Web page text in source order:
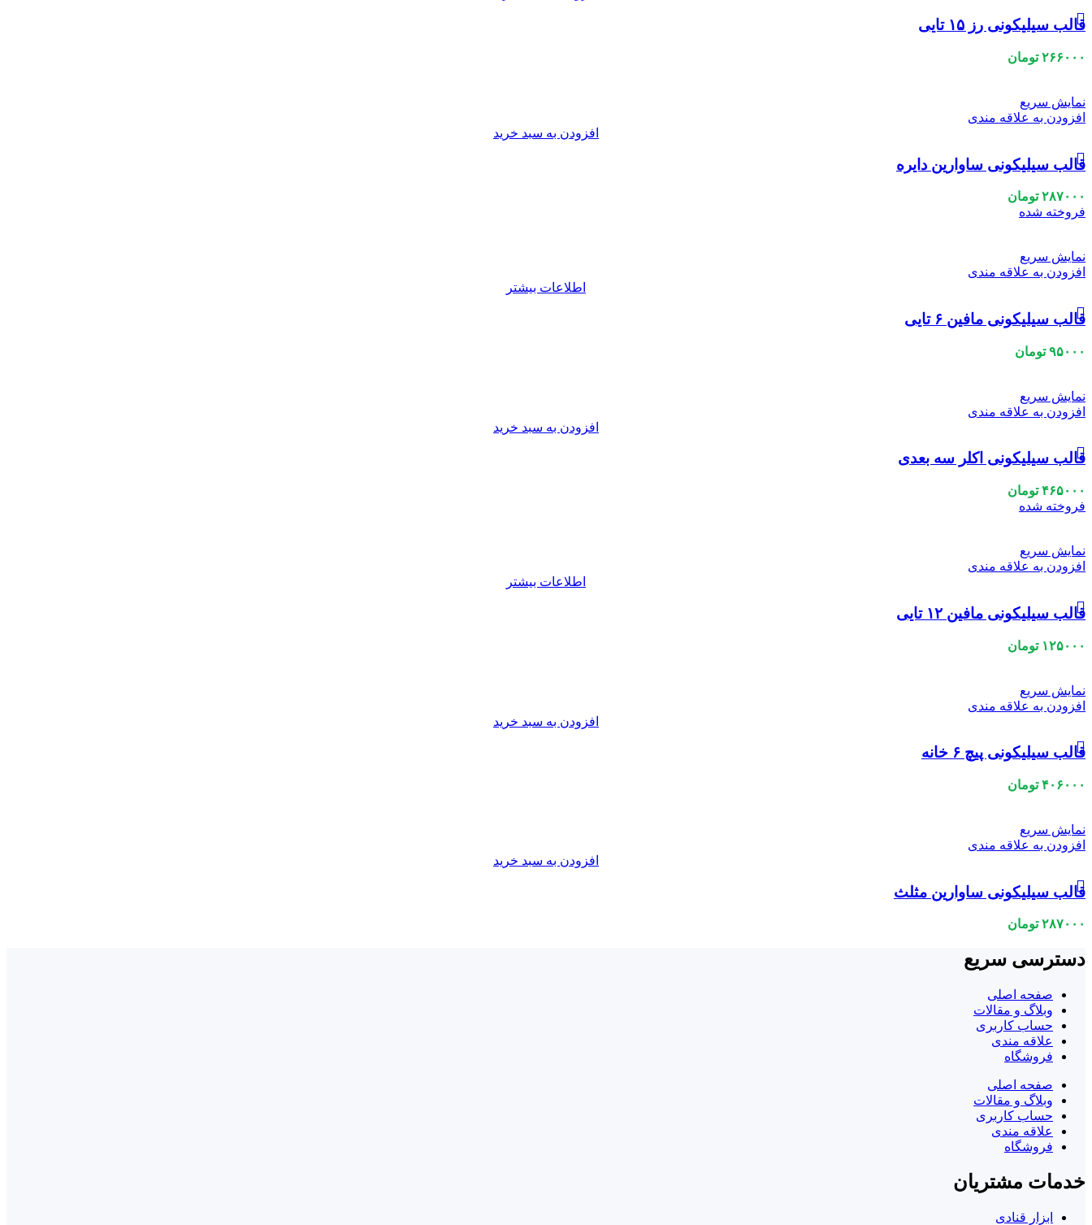
قالب سیلیکونی رز ۱۵ تایی
۲۶۶۰۰۰ تومان
نمایش سریع
افزودن به علاقه مندی
افزودن به سبد خرید
قالب سیلیکونی ساوارین دایره
۲۸۷۰۰۰ تومان
فروخته شده
نمایش سریع
افزودن به علاقه مندی
اطلاعات بیشتر
قالب سیلیکونی مافین ۶ تایی
۹۵۰۰۰ تومان
نمایش سریع
افزودن به علاقه مندی
افزودن به سبد خرید
قالب سیلیکونی اکلر سه بعدی
۴۶۵۰۰۰ تومان
فروخته شده
نمایش سریع
افزودن به علاقه مندی
اطلاعات بیشتر
قالب سیلیکونی مافین ۱۲ تایی
۱۲۵۰۰۰ تومان
نمایش سریع
افزودن به علاقه مندی
افزودن به سبد خرید
قالب سیلیکونی پیچ ۶ خانه
۴۰۶۰۰۰ تومان
نمایش سریع
افزودن به علاقه مندی
افزودن به سبد خرید
قالب سیلیکونی ساوارین مثلث
۲۸۷۰۰۰ تومان
دسترسی سریع
صفحه اصلی
وبلاگ و مقالات
حساب کاربری
علاقه مندی
فروشگاه
صفحه اصلی
وبلاگ و مقالات
حساب کاربری
علاقه مندی
فروشگاه
خدمات مشتریان
ابزار قنادی